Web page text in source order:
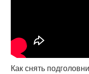
Как снять